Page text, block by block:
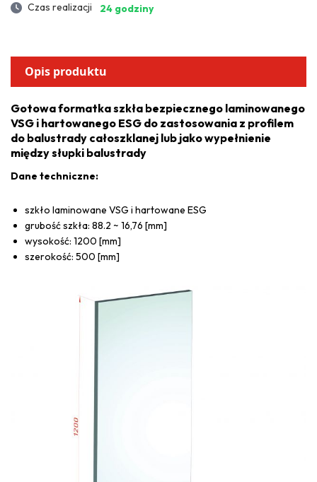
Czas realizacji 24 godziny
Opis produktu
Gotowa formatka szkła bezpiecznego laminowanego
VSG i hartowanego ESG do zastosowania z profilem
do balustrady całoszklanej lub jako wypełnienie
między słupki balustrady
Dane techniczne:
szkło laminowane VSG i hartowane ESG
grubość szkła: 88.2 ~ 16,76 [mm]
wysokość: 1200 [mm]
szerokość: 500 [mm]